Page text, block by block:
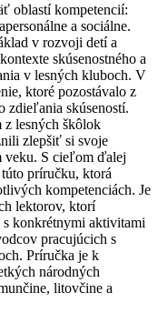
oblastí kompetencií:
a sociálne.
v rozvoji detí a
skúsenostného a
v lesných kluboch. V
ktoré pozostávalo z
zdieľania skúseností.
z lesných škôlok
zlepšiť si svoje
veku. S cieľom ďalej
príručku, ktorá
kompetenciách. Je
lektorov, ktorí
s konkrétnymi aktivitami
pracujúcich s
Príručka je k
národných
litovčine a